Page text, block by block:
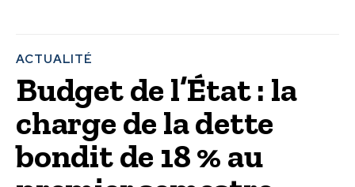
ACTUALITÉ
Budget de l’État : la
charge de la dette
bondit de 18 % au